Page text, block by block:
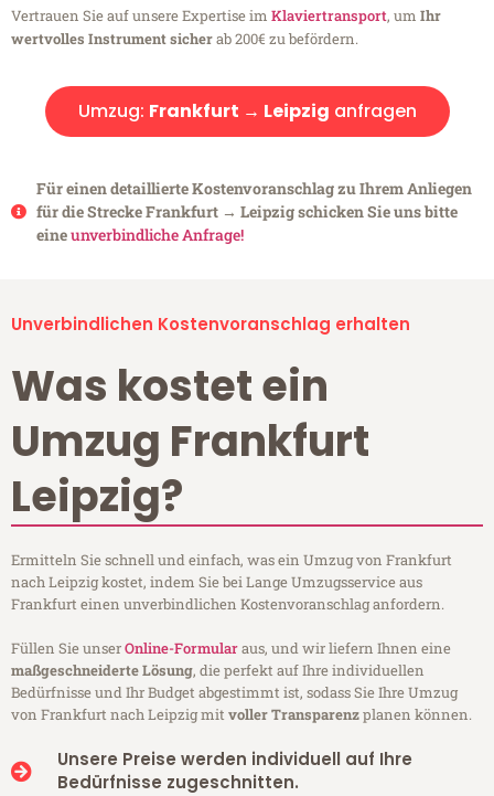
Vertrauen Sie auf unsere Expertise im Klaviertransport, um Ihr
wertvolles Instrument sicherab 200€ zu befördern.
Umzug: Frankfurt → Leipzig anfragen
Für einen detaillierte Kostenvoranschlag zu Ihrem Anliegen
für die Strecke Frankfurt → Leipzig schicken Sie uns bitte
eineunverbindliche Anfrage!
Unverbindlichen Kostenvoranschlag erhalten
Was kostet ein
Umzug Frankfurt
Leipzig?
Ermitteln Sie schnell und einfach, was ein Umzug von Frankfurt
nach Leipzig kostet, indem Sie bei Lange Umzugsservice aus
Frankfurt einen unverbindlichen Kostenvoranschlag anfordern.
Füllen Sie unserOnline-Formularaus, und wir liefern Ihnen eine
maßgeschneiderte Lösung, die perfekt auf Ihre individuellen
Bedürfnisse und Ihr Budget abgestimmt ist, sodass Sie Ihre Umzug
von Frankfurt nach Leipzig mitvoller Transparenzplanen können.
Unsere Preise werden individuell auf Ihre
Bedürfnisse zugeschnitten.